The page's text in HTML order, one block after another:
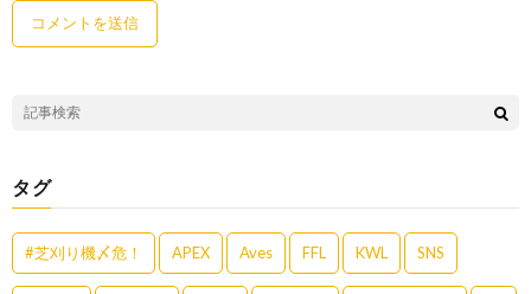
タグ
#芝刈り機〆危！ APEX Aves FFL KWL SNS